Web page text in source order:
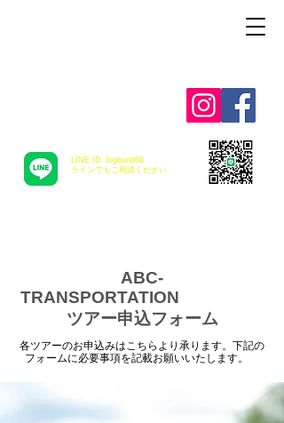
LINE ID: bigbond66
​ラインでもご相談ください
ABC-
TRANSPORTATION
ツアー申込フォーム
各ツアーのお申込みはこちらより承ります。下記の
フォームに必要事項を記載お願いいたします。